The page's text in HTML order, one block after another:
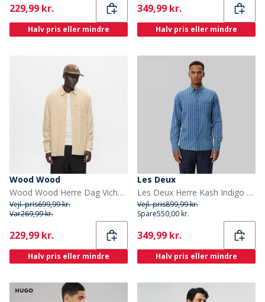
Current
229,99 kr.
Halv pris eller mindre
Current
349,99 kr.
Halv pris eller mindre
Wood Wood
Wood Wood Herre Dag Vichy Skjorte Curds & Whey
Vejl. pris699,99 kr.
Var269,99 kr.
Current
229,99 kr.
Halv pris eller mindre
Les Deux
Les Deux Herre Kash Indigo Stribet Skjorte Denim Blue
Vejl. pris899,99 kr.
Spare550,00 kr.
Current
349,99 kr.
Halv pris eller mindre